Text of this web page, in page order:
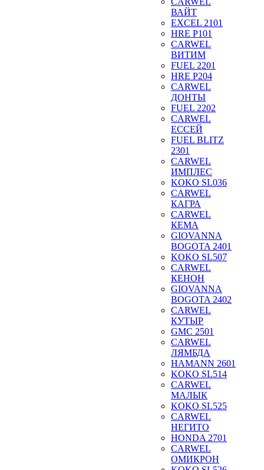
ВАЙТ
EXCEL 2101
HRE P101
CARWEL
ВИТИМ
FUEL 2201
HRE P204
CARWEL
ДОНТЫ
FUEL 2202
CARWEL
ЕССЕЙ
FUEL BLITZ
2301
CARWEL
ИМПЛЕС
KOKO SL036
CARWEL
КАГРА
CARWEL
КЕМА
GIOVANNA
BOGOTA 2401
KOKO SL507
CARWEL
КЕНОН
GIOVANNA
BOGOTA 2402
CARWEL
КУТЫР
GMC 2501
CARWEL
ЛЯМБДА
HAMANN 2601
KOKO SL514
CARWEL
МАЛЫК
KOKO SL525
CARWEL
НЕГИТО
HONDA 2701
CARWEL
ОМИКРОН